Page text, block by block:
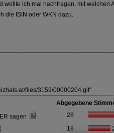
wollte ich mal nachfragen, mit welchen
die ISIN oder WKN dazu.
files/3159/00000204.gif"
Abgegebene
sagen
28
18